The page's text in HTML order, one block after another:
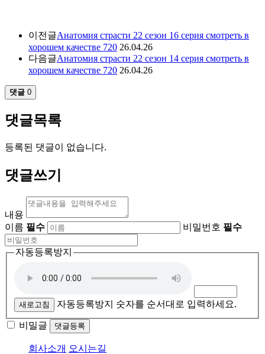
이전글Анатомия страсти 22 сезон 16 серия смотреть в
хорошем качестве 720 26.04.26
다음글Анатомия страсти 22 сезон 14 серия смотреть в
хорошем качестве 720 26.04.26
댓글 0
댓글목록
등록된 댓글이 없습니다.
댓글쓰기
내용
이름 필수 비밀번호 필수
자동등록방지
새로고침 자동등록방지 숫자를 순서대로 입력하세요.
비밀글 댓글등록
회사소개 오시는길